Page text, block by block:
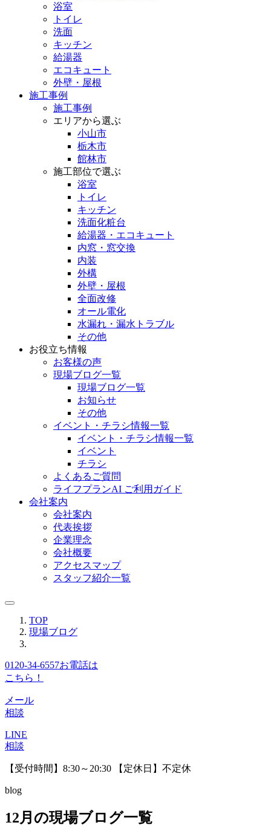
浴室
トイレ
洗面
キッチン
給湯器
エコキュート
外壁・屋根
施工事例
施工事例
エリアから選ぶ
小山市
栃木市
館林市
施工部位で選ぶ
浴室
トイレ
キッチン
洗面化粧台
給湯器・エコキュート
内窓・窓交換
内装
外構
外壁・屋根
全面改修
オール電化
水漏れ・漏水トラブル
その他
お役立ち情報
お客様の声
現場ブログ一覧
現場ブログ一覧
お知らせ
その他
イベント・チラシ情報一覧
イベント・チラシ情報一覧
イベント
チラシ
よくあるご質問
ライフプランAI ご利用ガイド
会社案内
会社案内
代表挨拶
企業理念
会社概要
アクセスマップ
スタッフ紹介一覧
TOP
現場ブログ
0120-34-6557お電話は
こちら！
メール
相談
LINE
相談
【受付時間】8:30～20:30 【定休日】不定休
blog
12月の現場ブログ一覧